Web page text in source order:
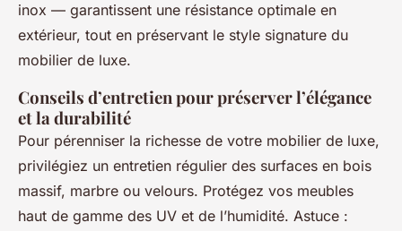
inox — garantissent une résistance optimale en
extérieur, tout en préservant le style signature du
mobilier de luxe.
Conseils d’entretien pour préserver l’élégance
et la durabilité
Pour pérenniser la richesse de votre mobilier de luxe,
privilégiez un entretien régulier des surfaces en bois
massif, marbre ou velours. Protégez vos meubles
haut de gamme des UV et de l’humidité. Astuce :